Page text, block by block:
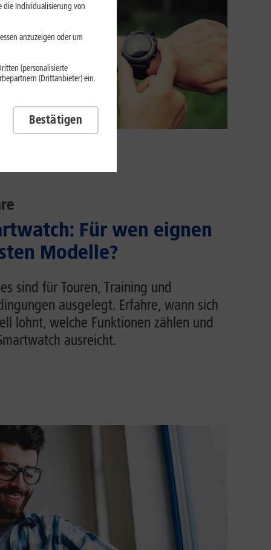
Für wen eignen
Modelle?
sind für Touren, Training und
ausgelegt. Erfahre, wann sich
lohnt, welche Funktionen zählen und
ausreicht.
die Individualisierung von
anzuzeigen oder um
(personalisierte
(Drittanbieter) ein.
Bestätigen